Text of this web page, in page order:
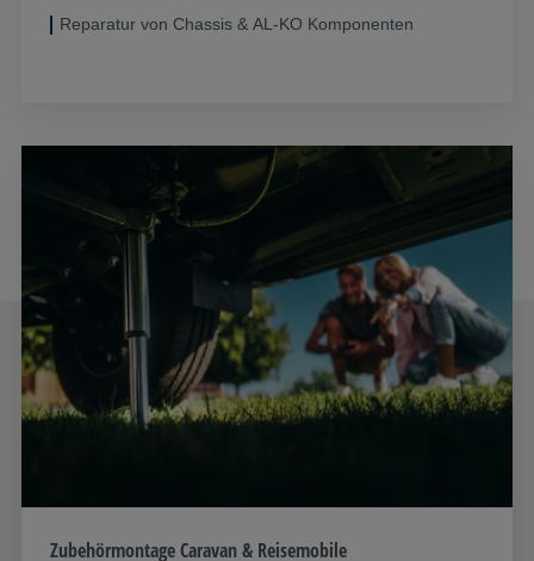
Reparatur von Chassis & AL-KO Komponenten
Zubehörmontage Caravan & Reisemobile